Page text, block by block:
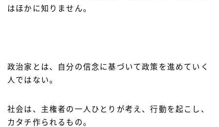
はほかに知りません。
政治家とは、自分の信念に基づいて政策を進めていく
人ではない。
社会は、主権者の一人ひとりが考え、行動を起こし、
カタチ作られるもの。